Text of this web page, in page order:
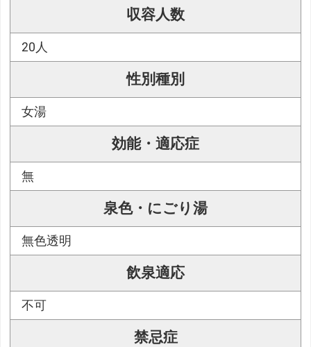
収容人数
20人
性別種別
女湯
効能・適応症
無
泉色・にごり湯
無色透明
飲泉適応
不可
禁忌症